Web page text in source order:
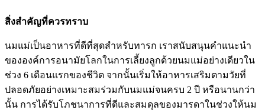
สิ่งสำคัญที่ควรทราบ
นมแม่เป็นอาหารที่ดีที่สุดสำหรับทารก เราสนับสนุนคำแนะนำ
ขององค์การอนามัยโลกในการเลี้ยงลูกด้วยนมแม่อย่างเดียวใน
ช่วง 6 เดือนแรกของชีวิต จากนั้นเริ่มให้อาหารเสริมตามวัยที่
ปลอดภัยอย่างเหมาะสมร่วมกับนมแม่จนครบ 2 ปี หรือนานกว่า
นั้น การได้รับโภชนาการที่ดีและสมดุลของมารดาในช่วงให้นม